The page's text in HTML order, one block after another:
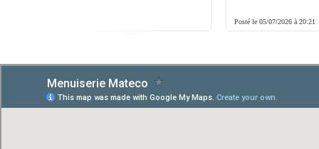
Posté le 05/07/2026 à 20:21